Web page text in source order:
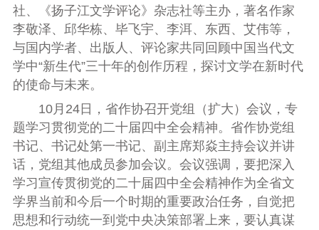
社、
《扬子江文学评论》 杂志社等主办，著名作家
李敬泽、邱华栋、毕飞宇、李洱、东西、艾伟等，
与国内学者、出版人、 评论家共同回顾中国当代文
学中“新生代”三十年的创作历程，探讨文学在新时代
的使命与未来。
10月24日，省作协召开党组（扩大）会议，专
题学习贯彻党的二十届四中全会精神。省作协党组
书记、书记处第一书记、副主席郑焱主持会议并讲
话，党组其他成员参加会议。会议强调， 要把深入
学习宣传贯彻党的二十届四中全会精神作为全省文
学界当前和今后一个时期的重要政治任务，自觉把
思想和行动统一到党中央决策部署上来，要认真谋